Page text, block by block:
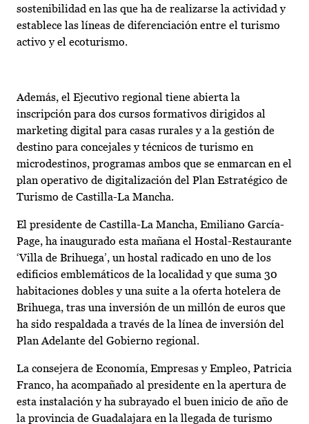
sostenibilidad en las que ha de realizarse la actividad y
establece las líneas de diferenciación entre el turismo
activo y el ecoturismo.
Además, el Ejecutivo regional tiene abierta la
inscripción para dos cursos formativos dirigidos al
marketing digital para casas rurales y a la gestión de
destino para concejales y técnicos de turismo en
microdestinos, programas ambos que se enmarcan en el
plan operativo de digitalización del Plan Estratégico de
Turismo de Castilla-La Mancha.
El presidente de Castilla-La Mancha, Emiliano García-
Page, ha inaugurado esta mañana el Hostal-Restaurante
‘Villa de Brihuega’, un hostal radicado en uno de los
edificios emblemáticos de la localidad y que suma 30
habitaciones dobles y una suite a la oferta hotelera de
Brihuega, tras una inversión de un millón de euros que
ha sido respaldada a través de la línea de inversión del
Plan Adelante del Gobierno regional.
La consejera de Economía, Empresas y Empleo, Patricia
Franco, ha acompañado al presidente en la apertura de
esta instalación y ha subrayado el buen inicio de año de
la provincia de Guadalajara en la llegada de turismo